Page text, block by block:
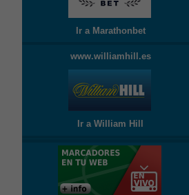
Ir a Marathonbet
www.williamhill.es
Ir a William Hill